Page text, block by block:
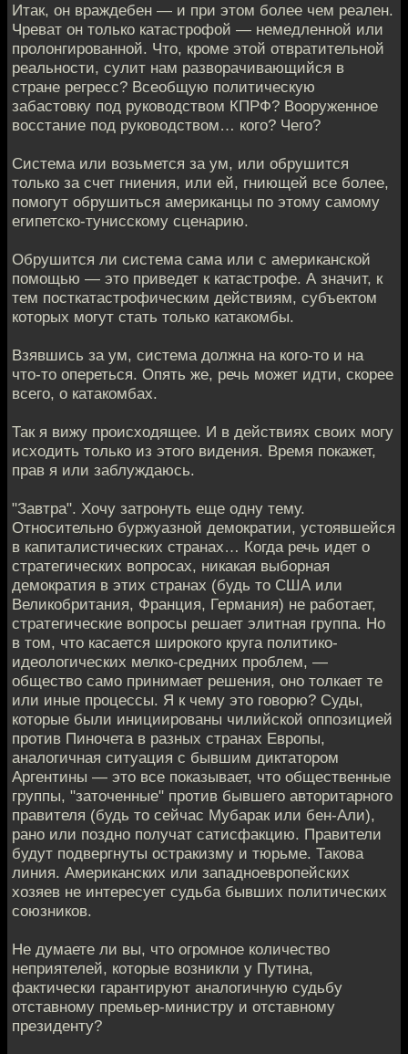
Итак, он враждебен — и при этом более чем реален.
Чреват он только катастрофой — немедленной или
пролонгированной. Что, кроме этой отвратительной
реальности, сулит нам разворачивающийся в
стране регресс? Всеобщую политическую
забастовку под руководством КПРФ? Вооруженное
восстание под руководством… кого? Чего?
Система или возьмется за ум, или обрушится
только за счет гниения, или ей, гниющей все более,
помогут обрушиться американцы по этому самому
египетско-тунисскому сценарию.
Обрушится ли система сама или с американской
помощью — это приведет к катастрофе. А значит, к
тем посткатастрофическим действиям, субъектом
которых могут стать только катакомбы.
Взявшись за ум, система должна на кого-то и на
что-то опереться. Опять же, речь может идти, скорее
всего, о катакомбах.
Так я вижу происходящее. И в действиях своих могу
исходить только из этого видения. Время покажет,
прав я или заблуждаюсь.
"Завтра". Хочу затронуть еще одну тему.
Относительно буржуазной демократии, устоявшейся
в капиталистических странах… Когда речь идет о
стратегических вопросах, никакая выборная
демократия в этих странах (будь то США или
Великобритания, Франция, Германия) не работает,
стратегические вопросы решает элитная группа. Но
в том, что касается широкого круга политико-
идеологических мелко-средних проблем, —
общество само принимает решения, оно толкает те
или иные процессы. Я к чему это говорю? Суды,
которые были инициированы чилийской оппозицией
против Пиночета в разных странах Европы,
аналогичная ситуация с бывшим диктатором
Аргентины — это все показывает, что общественные
группы, "заточенные" против бывшего авторитарного
правителя (будь то сейчас Мубарак или бен-Али),
рано или поздно получат сатисфакцию. Правители
будут подвергнуты остракизму и тюрьме. Такова
линия. Американских или западноевропейских
хозяев не интересует судьба бывших политических
союзников.
Не думаете ли вы, что огромное количество
неприятелей, которые возникли у Путина,
фактически гарантируют аналогичную судьбу
отставному премьер-министру и отставному
президенту?